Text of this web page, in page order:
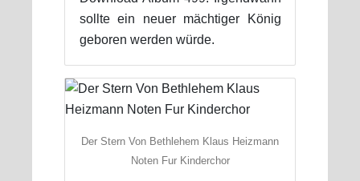
sollte ein neuer mächtiger König
geboren werden würde.
Der Stern Von Bethlehem Klaus Heizmann
Noten Fur Kinderchor